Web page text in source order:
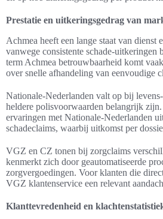
Prestatie en uitkeringsgedrag van
Achmea heeft een lange staat van dienst
vanwege consistente schade-uitkeringen
term Achmea betrouwbaarheid komt
over snelle afhandeling van eenvoudige
Nationale-Nederlanden valt op bij
heldere polisvoorwaarden belangrijk
ervaringen met Nationale-Nederlanden
schadeclaims, waarbij uitkomst per
VGZ en CZ tonen bij zorgclaims
kenmerkt zich door geautomatiseerde
zorgvergoedingen. Voor klanten die
VGZ klantenservice een relevant
Klanttevredenheid en